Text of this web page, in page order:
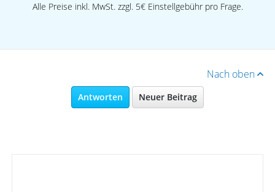
Alle Preise inkl. MwSt. zzgl. 5€ Einstellgebühr pro Frage.
Nach oben
Antworten Neuer Beitrag